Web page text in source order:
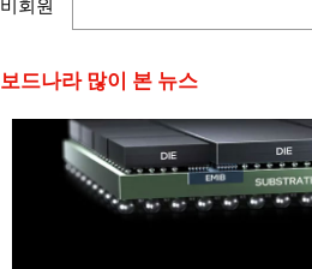
비회원
보드나라 많이 본 뉴스